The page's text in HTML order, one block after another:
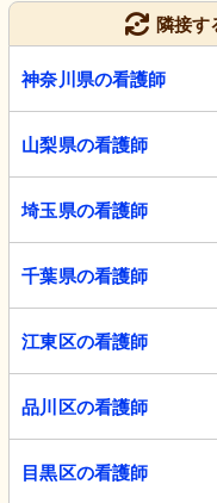
隣接す
神奈川県の看護師
山梨県の看護師
埼玉県の看護師
千葉県の看護師
江東区の看護師
品川区の看護師
目黒区の看護師